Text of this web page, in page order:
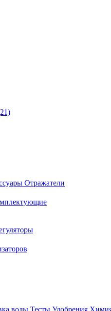
Отражатели
воды Тесты Удобрения